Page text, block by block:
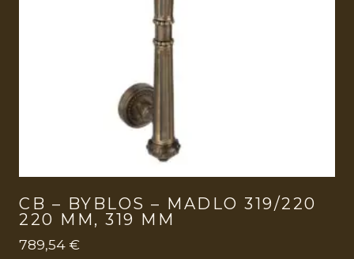
CB – BYBLOS – MADLO 319/220
220 MM, 319 MM
789,54 €